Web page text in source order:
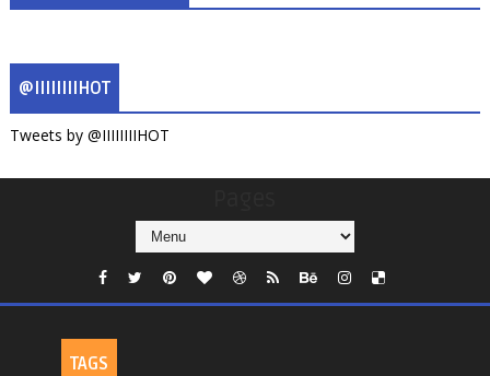
@IIIIIIIIHOT
Tweets by @IIIIIIIIHOT
TAGS